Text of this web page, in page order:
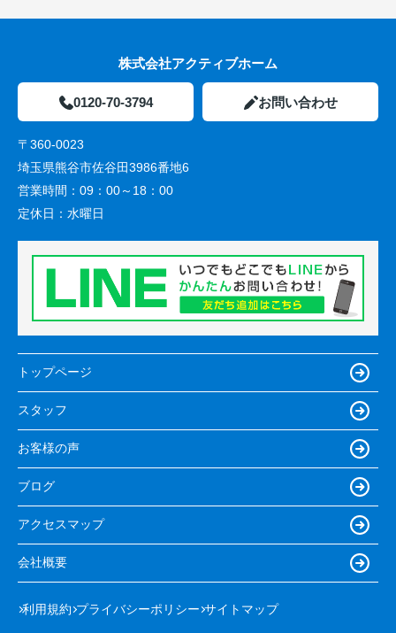
株式会社アクティブホーム
0120-70-3794 お問い合わせ
〒360-0023
埼玉県熊谷市佐谷田3986番地6
営業時間： 09：00～18：00
定休日： 水曜日
トップページ
スタッフ
お客様の声
ブログ
アクセスマップ
会社概要
利用規約 プライバシーポリシー サイトマップ